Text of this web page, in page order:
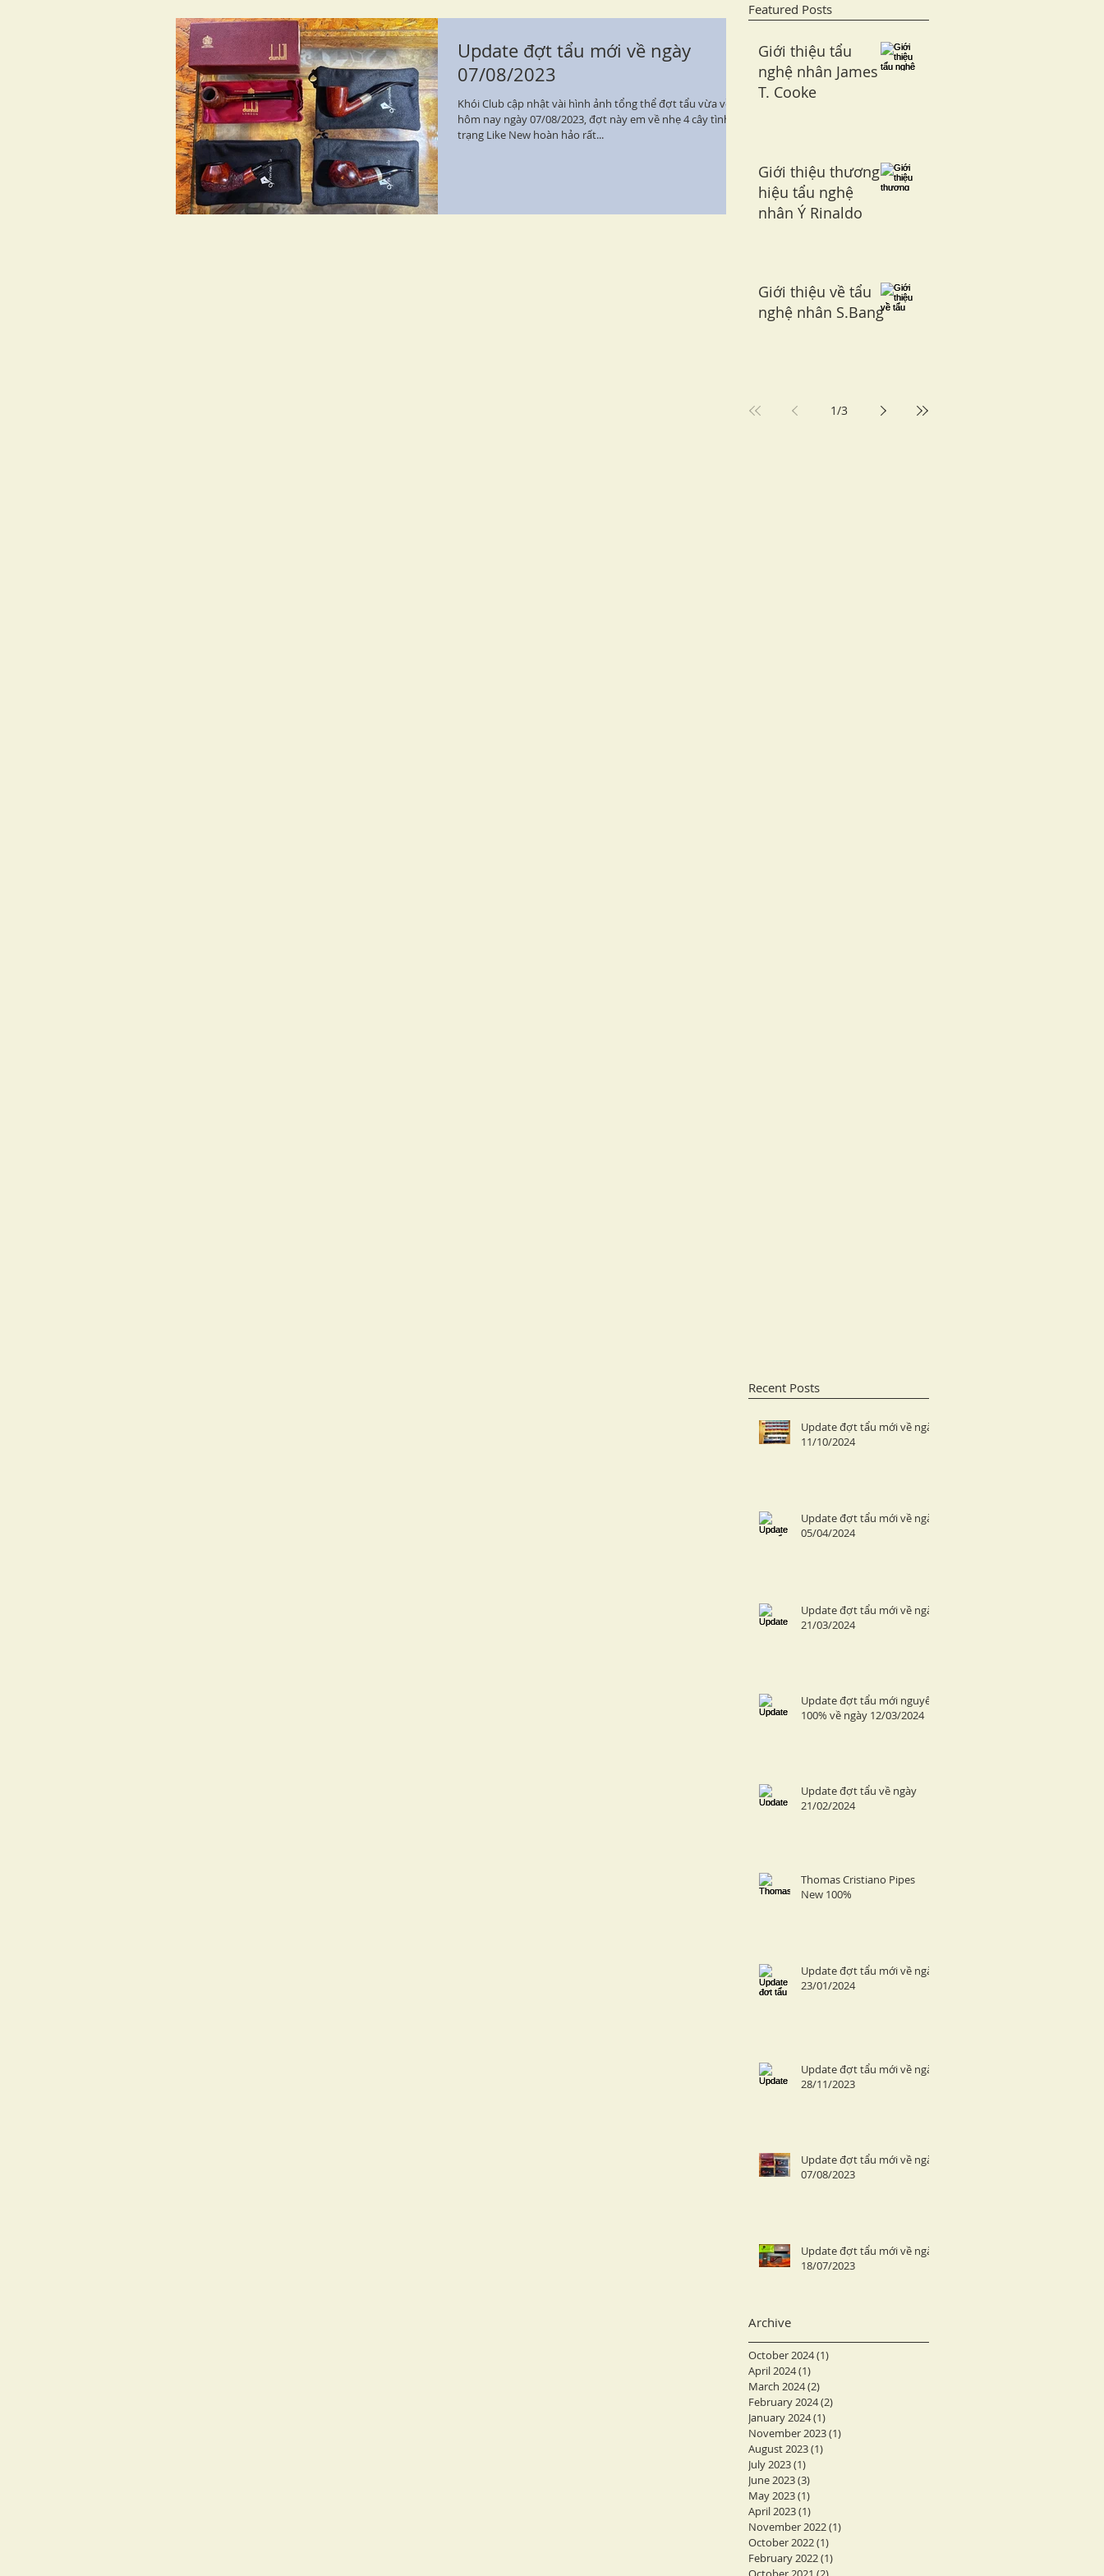
Featured Posts
Update đợt tẩu mới về ngày
07/08/2023
Khói Club cập nhật vài hình ảnh tổng thể đợt tẩu vừa về
hôm nay ngày 07/08/2023, đợt này em về nhẹ 4 cây tình
trạng Like New hoàn hảo rất...
Giới thiệu tẩu
nghệ nhân James
T. Cooke
Giới thiệu thương
hiệu tẩu nghệ
nhân Ý Rinaldo
Giới thiệu về tẩu
nghệ nhân S.Bang
1/3
Recent Posts
Update đợt tẩu mới về ngày
11/10/2024
Update đợt tẩu mới về ngày
05/04/2024
Update đợt tẩu mới về ngày
21/03/2024
Update đợt tẩu mới nguyên
100% về ngày 12/03/2024
Update đợt tẩu về ngày
21/02/2024
Thomas Cristiano Pipes
New 100%
Update đợt tẩu mới về ngày
23/01/2024
Update đợt tẩu mới về ngày
28/11/2023
Update đợt tẩu mới về ngày
07/08/2023
Update đợt tẩu mới về ngày
18/07/2023
Archive
October 2024(1)
April 2024(1)
March 2024(2)
February 2024(2)
January 2024(1)
November 2023(1)
August 2023(1)
July 2023(1)
June 2023(3)
May 2023(1)
April 2023(1)
November 2022(1)
October 2022(1)
February 2022(1)